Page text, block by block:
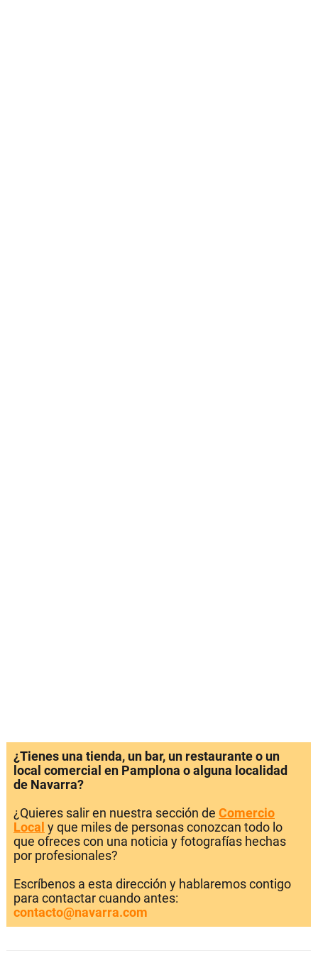
¿Tienes una tienda, un bar, un restaurante o un
local comercial en Pamplona o alguna localidad
de Navarra?
¿Quieres salir en nuestra sección de Comercio
Local y que miles de personas conozcan todo lo
que ofreces con una noticia y fotografías hechas
por profesionales?
Escríbenos a esta dirección y hablaremos contigo
para contactar cuando antes:
contacto@navarra.com